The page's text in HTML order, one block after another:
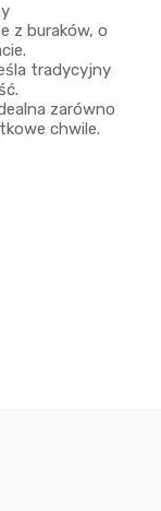
z buraków, o
tradycyjny
zarówno
chwile.